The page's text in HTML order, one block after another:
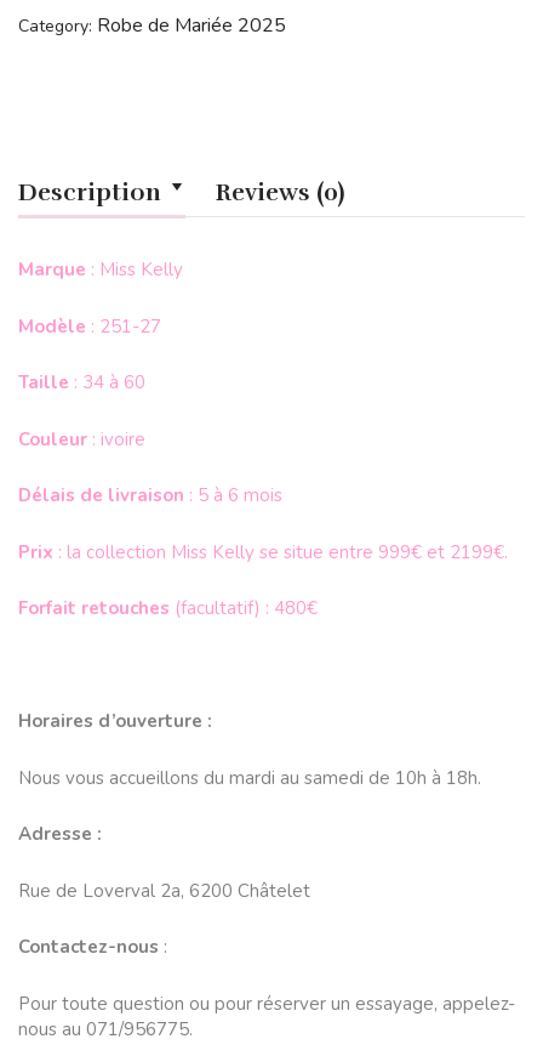
Category: Robe de Mariée 2025
Description Reviews (0)
Marque : Miss Kelly
Modèle : 251-27
Taille : 34 à 60
Couleur : ivoire
Délais de livraison : 5 à 6 mois
Prix : la collection Miss Kelly se situe entre 999€ et 2199€.
Forfait retouches (facultatif) : 480€
Horaires d’ouverture :
Nous vous accueillons du mardi au samedi de 10h à 18h.
Adresse :
Rue de Loverval 2a, 6200 Châtelet
Contactez-nous :
Pour toute question ou pour réserver un essayage, appelez-
nous au 071/956775.